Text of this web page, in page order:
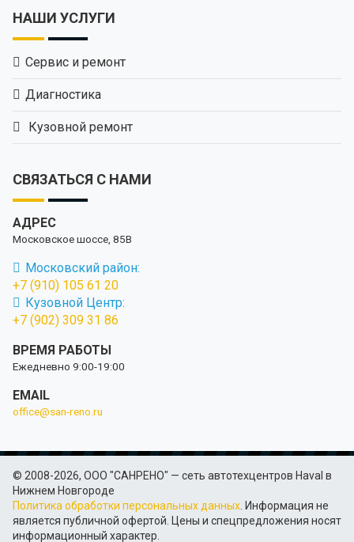
НАШИ УСЛУГИ
Сервис и ремонт
Диагностика
Кузовной ремонт
СВЯЗАТЬСЯ С НАМИ
АДРЕС
Московское шоссе, 85В
Московский район:
+7 (910) 105 61 20
Кузовной Центр:
+7 (902) 309 31 86
ВРЕМЯ РАБОТЫ
Ежедневно 9:00-19:00
EMAIL
office@san-reno.ru
© 2008-2026, ООО "САНРЕНО" — сеть автотехцентров Haval в
Нижнем Новгороде
Политика обработки персональных данных . Информация не
является публичной офертой. Цены и спецпредложения носят
информационный характер.